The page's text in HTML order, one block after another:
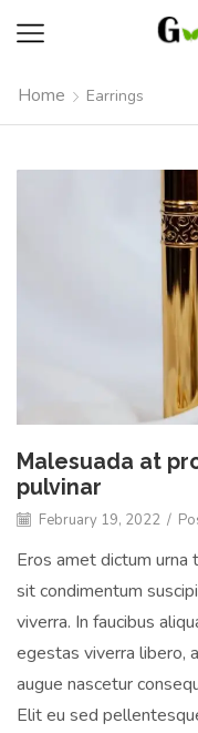
Home Earrings
Malesuada at
pulvinar
February 19, 2022 /
Eros amet dictum urna
sit condimentum
viverra. In faucibus
egestas viverra libero,
augue nascetur
Elit eu sed